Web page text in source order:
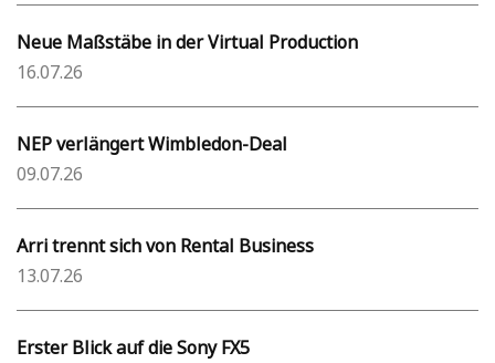
Neue Maßstäbe in der Virtual Production
16.07.26
NEP verlängert Wimbledon-Deal
09.07.26
Arri trennt sich von Rental Business
13.07.26
Erster Blick auf die Sony FX5